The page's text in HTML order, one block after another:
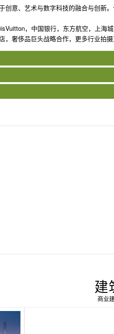
意、艺术与数字科技的融合与创
，中国银行，东方航空，上
奢侈品巨头战略合作，更多行业拍摄
建
商业